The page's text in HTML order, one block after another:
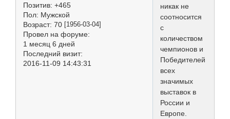
Позитив: +465
Пол: Мужской
Возраст: 70 [1956-03-04]
Провел на форуме:
1 месяц 6 дней
Последний визит:
2016-11-09 14:43:31
никак не
соотносится
с
количеством
чемпионов и
Победителей
всех
значимых
выставок в
России и
Европе.